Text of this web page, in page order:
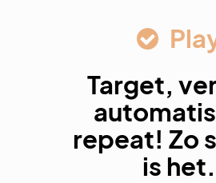
Target,
repeat! Zo
is het.